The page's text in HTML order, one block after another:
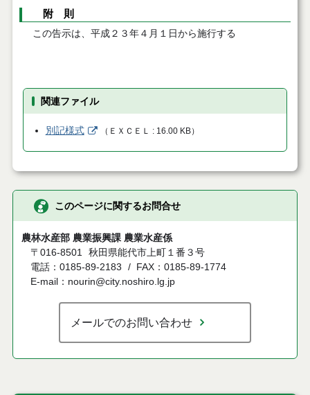
附 則
この告示は、平成２３年４月１日から施行する
関連ファイル
別記様式 （ ＥＸＣＥＬ 16.00 KB）
このページに関するお問合せ
農林水産部 農業振興課 農業水産係
〒016-8501 秋田県能代市上町１番３号
電話：0185-89-2183
FAX：0185-89-1774
E-mail：nourin@city.noshiro.lg.jp
メールでのお問い合わせ